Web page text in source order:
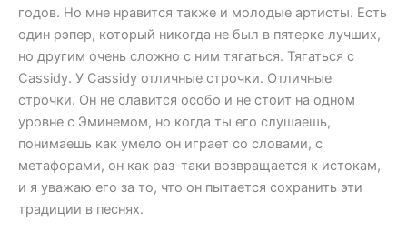
годов. Но мне нравится также и молодые артисты. Есть
один рэпер, который никогда не был в пятерке лучших,
но другим очень сложно с ним тягаться. Тягаться с
Cassidy. У Cassidy отличные строчки. Отличные
строчки. Он не славится особо и не стоит на одном
уровне с Эминемом, но когда ты его слушаешь,
понимаешь как умело он играет со словами, с
метафорами, он как раз-таки возвращается к истокам,
и я уважаю его за то, что он пытается сохранить эти
традиции в песнях.